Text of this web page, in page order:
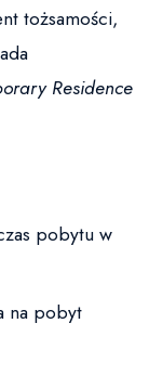
tożsamości,
Residence
pobytu w
na pobyt